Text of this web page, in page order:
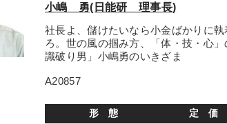
小嶋 勇(日能研 理事長)
社長よ、儲けたいなら小金ばかりに
ろ。世の風の掴み方、「体・技・心
識破り男」小嶋勇のいきざま
A20857
形 態 定 価